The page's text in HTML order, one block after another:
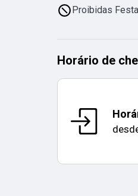
Proibidas
Horário de